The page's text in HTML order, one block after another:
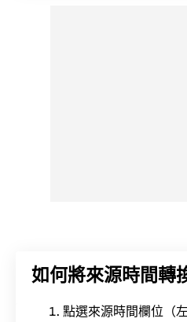
如何將來源時間轉
點選來源時間欄位（